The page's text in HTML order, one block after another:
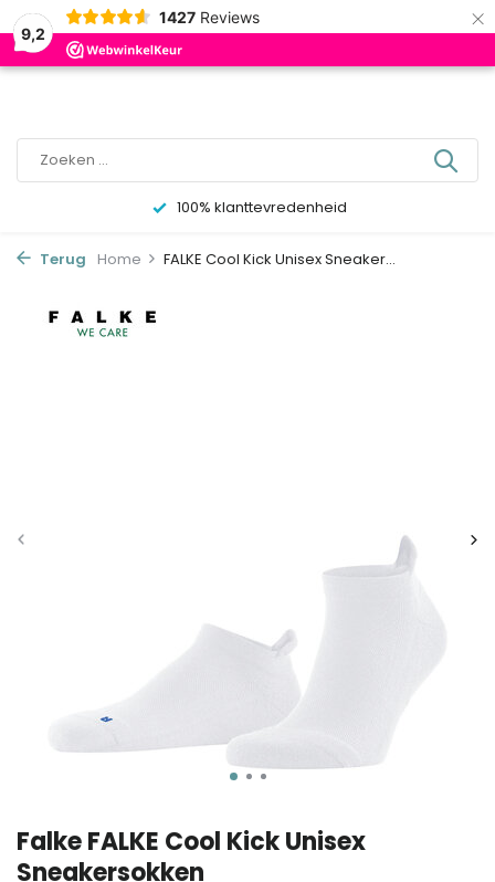
9,2
1427 Reviews ×
0
100% klanttevredenheid
Terug Home FALKE Cool Kick Unisex Sneaker...
Falke FALKE Cool Kick Unisex
Sneakersokken